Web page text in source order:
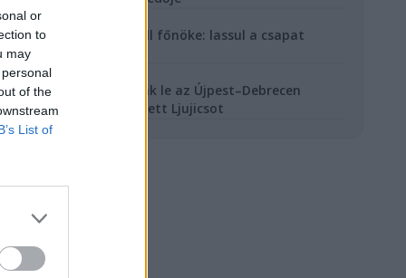
or
to
may
of the
List of
3 nappal ezelőtt
Beismerte a Red Bull főnöke: lassul a csapat
fejlesztési tempója
4 nappal ezelőtt
Hőségben játszották le az Újpest–Debrecen
meccset, ápolni kellett Ljujicsot